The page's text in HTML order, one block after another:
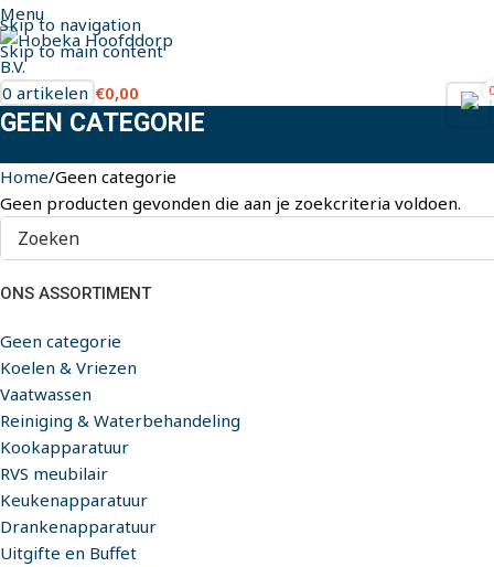
Skip to navigation
Skip to main content
Menu
0
0 artikelen €0,00
GEEN CATEGORIE
ONS ASSORTIMENT
Geen categorie
Koelen & Vriezen
Vaatwassen
Reiniging & Waterbehandeling
Kookapparatuur
RVS meubilair
Keukenapparatuur
Drankenapparatuur
Uitgifte en Buffet
Home Geen categorie
Geen producten gevonden die aan je zoekcriteria voldoen.